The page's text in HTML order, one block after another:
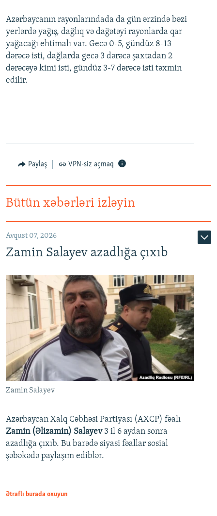
Azərbaycanın rayonlarındada da gün ərzində bəzi
yerlərdə yağış, dağlıq və dağətəyi rayonlarda qar
yağacağı ehtimalı var. Gecə 0-5, gündüz 8-13
dərəcə isti, dağlarda gecə 3 dərəcə şaxtadan 2
dərəcəyə kimi isti, gündüz 3-7 dərəcə isti təxmin
edilir.
Paylaş VPN-siz açmaq
Bütün xəbərləri izləyin
Avqust 07, 2026
Zamin Salayev azadlığa çıxıb
Zamin Salayev
Azərbaycan Xalq Cəbhəsi Partiyası (AXCP) fəalı
Zamin (Əlizamin) Salayev 3 il 6 aydan sonra
azadlığa çıxıb. Bu barədə siyasi fəallar sosial
şəbəkədə paylaşım ediblər.
Ətraflı burada oxuyun